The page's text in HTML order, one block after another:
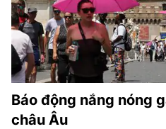
Báo động nắng nóng
châu Âu